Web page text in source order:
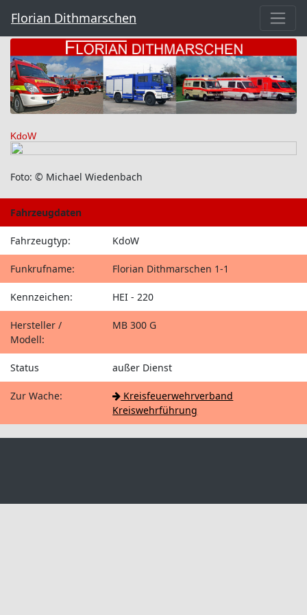
Florian Dithmarschen
KdoW
Foto: © Michael Wiedenbach
Fahrzeugdaten
Fahrzeugtyp: KdoW
Funkrufname: Florian Dithmarschen 1-1
Kennzeichen: HEI - 220
Hersteller /
Modell:
MB 300 G
Status außer Dienst
Zur Wache:
Kreisfeuerwehrverband
Kreiswehrführung